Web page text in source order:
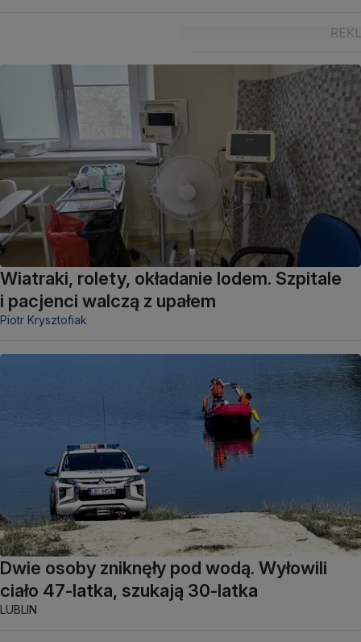
Wiatraki, rolety, okładanie lodem. Szpitale
i pacjenci walczą z upałem
Piotr Krysztofiak
Dwie osoby zniknęły pod wodą. Wyłowili
ciało 47-latka, szukają 30-latka
LUBLIN